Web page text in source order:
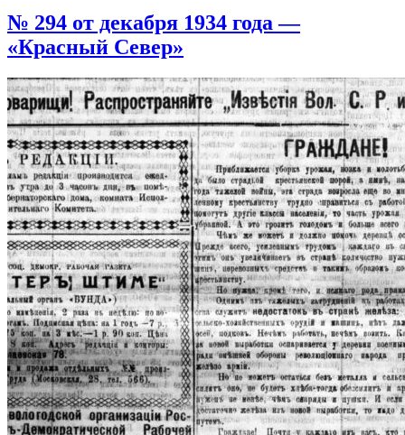
№ 294 от декабря 1934 года —
«Красный Север»